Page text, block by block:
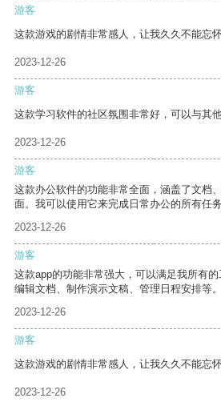
游客
这款游戏的剧情非常感人，让我久久不能忘怀
2023-12-26
游客
这款学习软件的社区氛围非常好，可以与其
2023-12-26
游客
这款办公软件的功能非常全面，涵盖了文档
面。我可以使用它来完成日常办公的所有任
2023-12-26
游客
这款app的功能非常强大，可以满足我所有
编辑文档、制作演示文稿、管理日程安排等。
2023-12-26
游客
这款游戏的剧情非常感人，让我久久不能忘怀
2023-12-26